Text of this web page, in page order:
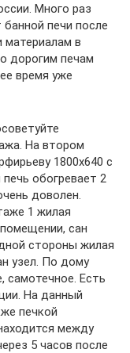
Много раз
печи после
в
дорогим печам
время уже
На втором
1800х640 с
обогревает 2
доволен.
1 жилая
сан
стороны жилая
узел. По дому
самотечное. Есть
На данный
печкой
между
5 часов после